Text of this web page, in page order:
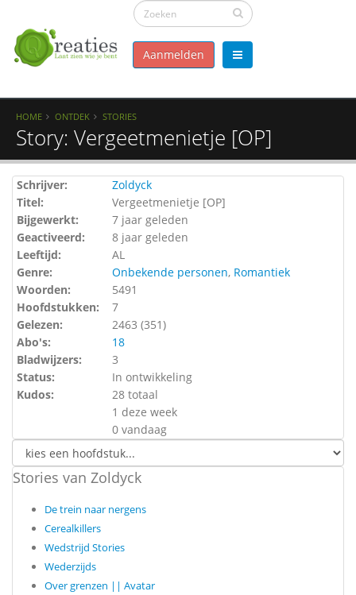
Aanmelden
HOME ONTDEK STORIES
Story: Vergeetmenietje [OP]
Schrijver:
Zoldyck
Titel:
Vergeetmenietje [OP]
Bijgewerkt:
7 jaar geleden
Geactiveerd:
8 jaar geleden
Leeftijd:
AL
Genre:
Onbekende personen, Romantiek
Woorden:
5491
Hoofdstukken:
7
Gelezen:
2463 (351)
Abo's:
18
Bladwijzers:
3
Status:
In ontwikkeling
Kudos:
28 totaal
1 deze week
0 vandaag
Stories van Zoldyck
De trein naar nergens
Cerealkillers
Wedstrijd Stories
Wederzijds
Over grenzen || Avatar